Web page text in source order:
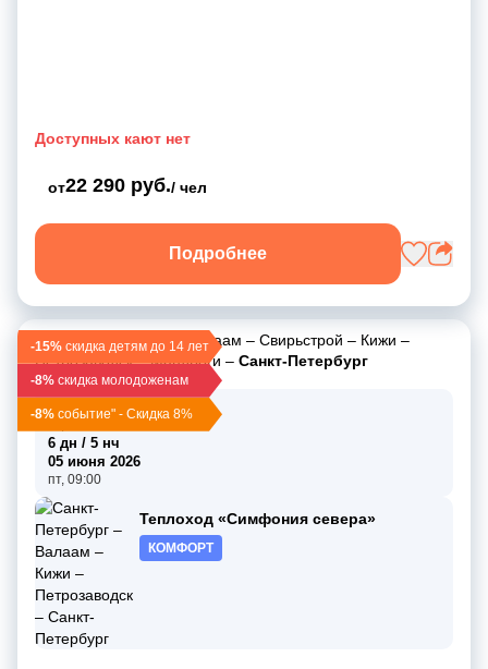
Доступных кают нет
от22 290 руб./ чел
Подробнее
-15% скидка детям до 14 лет
-8% скидка молодоженам
-8% событие" - Скидка 8%
Санкт-Петербург – Валаам – Свирьстрой – Кижи –
Петрозаводск–Мандроги – Санкт-Петербург
31 мая 2026
6 дн / 5 нч
05 июня 2026
пт, 09:00
Теплоход «Симфония севера»
КОМФОРТ